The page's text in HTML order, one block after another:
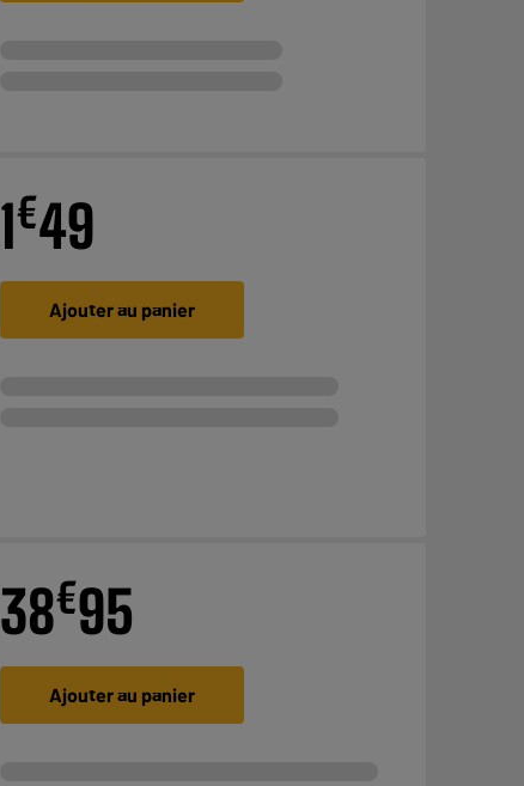
1€49
Ajouter au panier
38€95
Ajouter au panier